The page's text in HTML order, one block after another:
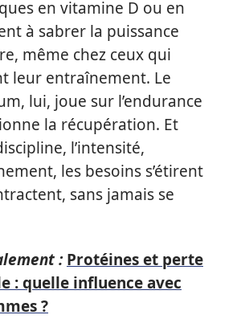
en vitamine D ou en
à sabrer la puissance
même chez ceux qui
leur entraînement. Le
lui, joue sur l’endurance
la récupération. Et
l’intensité,
les besoins s’étirent
sans jamais se
: Protéines et perte
: quelle influence avec
?